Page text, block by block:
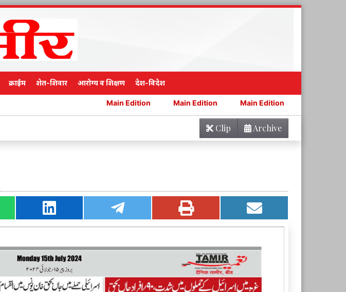
क्राईम शेत-शिवार आरोग्य व शिक्षण देश-विदेश
Main Edition Main Edition Main Edition
Archive
Clip